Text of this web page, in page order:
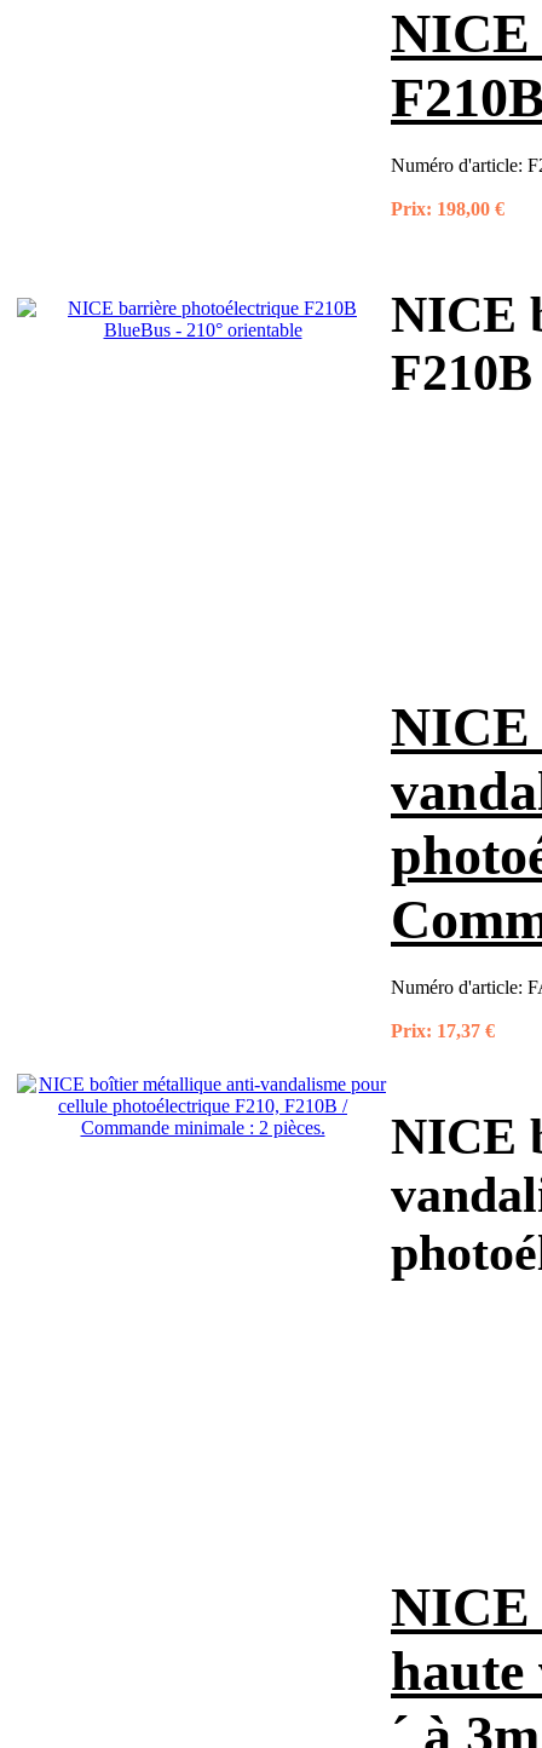
NICE
Numéro d'article:
Prix: 198,00 €
NICE
NICE
Numéro d'article:
Prix: 17,37 €
NICE
NICE
haute
´ à 3m